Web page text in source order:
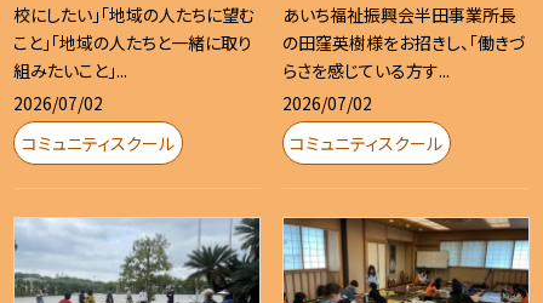
校にしたい」「地域の人たちに望む
こと」「地域の人たちと一緒に取り
組みたいこと」...
2026/07/02
コミュニティスクール
あいち福祉振興会半田事業所長
の田窪英樹様をお招きし、「働きづ
らさを感じている方す...
2026/07/02
コミュニティスクール